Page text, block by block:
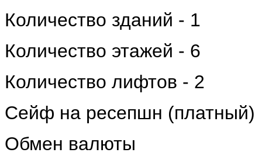
Количество зданий - 1
Количество этажей - 6
Количество лифтов - 2
Сейф на ресепшн (платный)
Обмен валюты